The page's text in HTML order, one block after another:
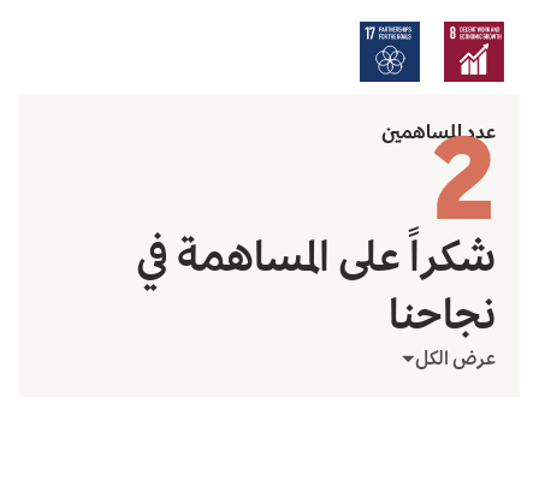
عدد المساهمين
2
شكراً على المساهمة في
نجاحنا
عرض الكل